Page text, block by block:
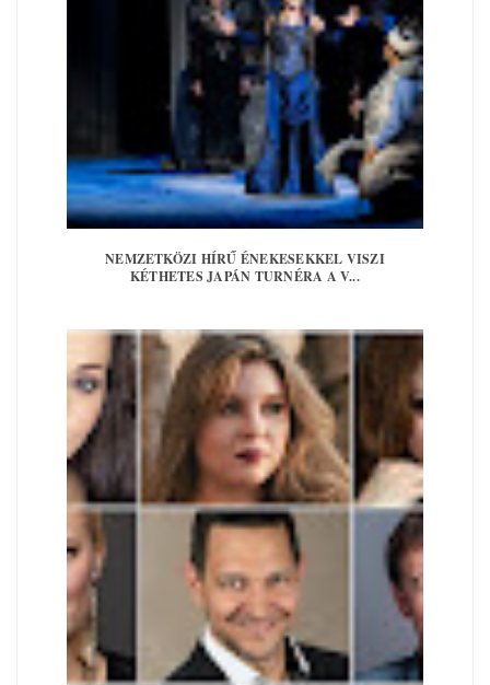
NEMZETKÖZI HÍRŰ ÉNEKESEKKEL VISZI
KÉTHETES JAPÁN TURNÉRA A V...